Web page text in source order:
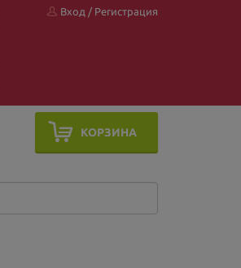
Вход / Регистрация
КОРЗИНА